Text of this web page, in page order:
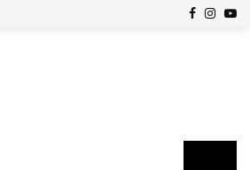
Facebook